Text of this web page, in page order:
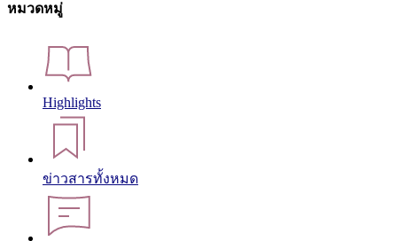
หมวดหมู่
Highlights
ข่าวสารทั้งหมด